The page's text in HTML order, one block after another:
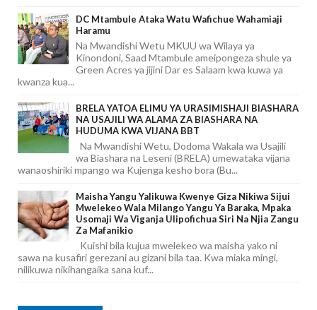
DC Mtambule Ataka Watu Wafichue Wahamiaji
Haramu
Na Mwandishi Wetu MKUU wa Wilaya ya
Kinondoni, Saad Mtambule ameipongeza shule ya
Green Acres ya jijini Dar es Salaam kwa kuwa ya
kwanza kua...
BRELA YATOA ELIMU YA URASIMISHAJI BIASHARA
NA USAJILI WA ALAMA ZA BIASHARA NA
HUDUMA KWA VIJANA BBT
Na Mwandishi Wetu, Dodoma Wakala wa Usajili
wa Biashara na Leseni (BRELA) umewataka vijana
wanaoshiriki mpango wa Kujenga kesho bora (Bu...
Maisha Yangu Yalikuwa Kwenye Giza Nikiwa Sijui
Mwelekeo Wala Milango Yangu Ya Baraka, Mpaka
Usomaji Wa Viganja Ulipofichua Siri Na Njia Zangu
Za Mafanikio
Kuishi bila kujua mwelekeo wa maisha yako ni
sawa na kusafiri gerezani au gizani bila taa. Kwa miaka mingi,
nilikuwa nikihangaika sana kuf...